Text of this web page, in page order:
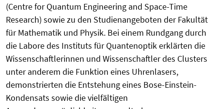
(Centre for Quantum Engineering and Space-Time
Research) sowie zu den Studienangeboten der Fakultät
für Mathematik und Physik. Bei einem Rundgang durch
die Labore des Instituts für Quantenoptik erklärten die
Wissenschaftlerinnen und Wissenschaftler des Clusters
unter anderem die Funktion eines Uhrenlasers,
demonstrierten die Entstehung eines Bose-Einstein-
Kondensats sowie die vielfältigen